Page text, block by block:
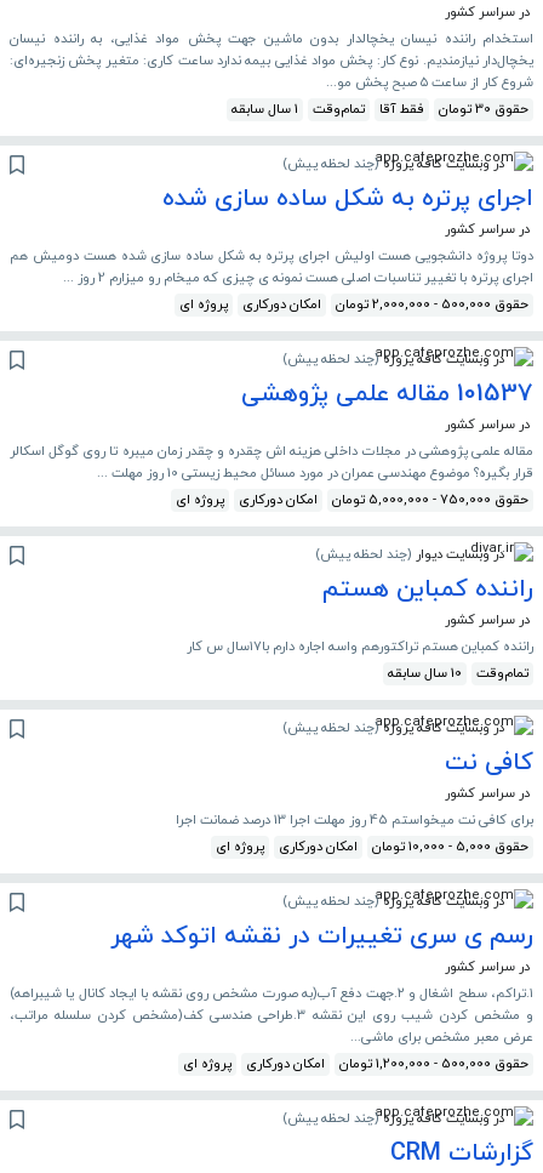
در سراسر کشور
استخدام راننده نیسان یخچالدار بدون ماشین جهت پخش مواد غذایی، به راننده نیسان
یخچال‌دار نیازمندیم. نوع کار: پخش مواد غذایی بیمه ندارد ساعت کاری: متغیر پخش زنجیره‌ای:
شروع کار از ساعت ۵ صبح پخش مو...
حقوق 30 تومان
فقط آقا تمام‌وقت 1 سال سابقه
در وبسایت کافه پروژه (چند لحظه پیش)
اجرای پرتره به شکل ساده سازی شده
در سراسر کشور
دوتا پروژه دانشجویی هست اولیش اجرای پرتره به شکل ساده سازی شده هست دومیش هم
اجرای پرتره با تغییر تناسبات اصلی هست نمونه ی چیزی که میخام رو میزارم 2 روز ...
حقوق 500,000 - 2,000,000 تومان
امکان دورکاری پروژه ای
در وبسایت کافه پروژه (چند لحظه پیش)
101537 مقاله علمی پژوهشی
در سراسر کشور
مقاله علمی پژوهشی در مجلات داخلی هزینه اش چقدره و چقدر زمان میبره تا روی گوگل اسکالر
قرار بگیره؟ موضوع مهندسی عمران در مورد مسائل محیط زیستی 10 روز مهلت ...
حقوق 750,000 - 5,000,000 تومان
امکان دورکاری پروژه ای
در وبسایت دیوار (چند لحظه پیش)
راننده کمباین هستم
در سراسر کشور
راننده کمباین هستم تراکتورهم واسه اجاره دارم با۱۷سال س کار
تمام‌وقت
10 سال سابقه
در وبسایت کافه پروژه (چند لحظه پیش)
کافی نت
در سراسر کشور
برای کافی نت میخواستم 45 روز مهلت اجرا 13 درصد ضمانت اجرا
حقوق 5,000 - 10,000 تومان
امکان دورکاری پروژه ای
در وبسایت کافه پروژه (چند لحظه پیش)
رسم ی سری تغییرات در نقشه اتوکد شهر
در سراسر کشور
۱.تراکم، سطح اشغال و ۲.جهت دفع آب(به صورت مشخص روی نقشه با ایجاد کانال یا شیبراهه)
و مشخص کردن شیب روی این نقشه ۳.طراحی هندسی کف(مشخص کردن سلسله مراتب،
عرض معبر مشخص برای ماشی...
حقوق 500,000 - 1,200,000 تومان
امکان دورکاری پروژه ای
در وبسایت کافه پروژه (چند لحظه پیش)
گزارشات CRM